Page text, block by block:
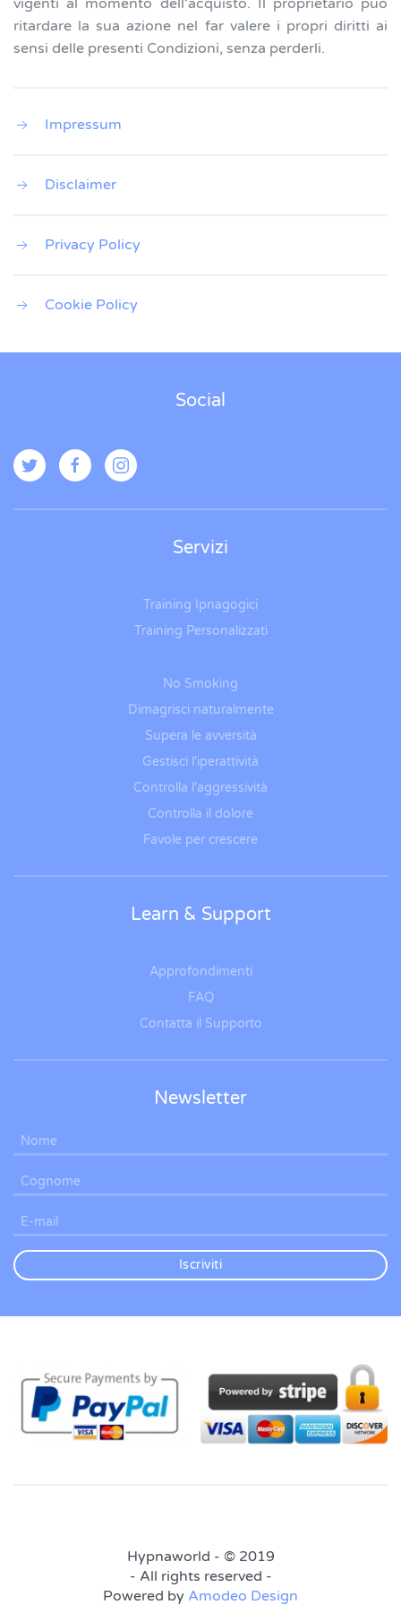
vigenti al momento dell'acquisto. Il proprietario può
ritardare la sua azione nel far valere i propri diritti ai
sensi delle presenti Condizioni, senza perderli.
Impressum
Disclaimer
Privacy Policy
Cookie Policy
Social
Servizi
Training Ipnagogici
Training Personalizzati
No Smoking
Dimagrisci naturalmente
Supera le avversità
Gestisci l'iperattività
Controlla l'aggressività
Controlla il dolore
Favole per crescere
Learn & Support
Approfondimenti
FAQ
Contatta il Supporto
Newsletter
Iscriviti
Hypnaworld - © 2019
- All rights reserved -
Powered by Amodeo Design